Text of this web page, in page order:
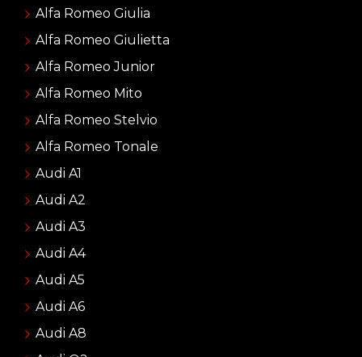
Alfa Romeo Giulia
Alfa Romeo Giulietta
Alfa Romeo Junior
Alfa Romeo Mito
Alfa Romeo Stelvio
Alfa Romeo Tonale
Audi A1
Audi A2
Audi A3
Audi A4
Audi A5
Audi A6
Audi A8